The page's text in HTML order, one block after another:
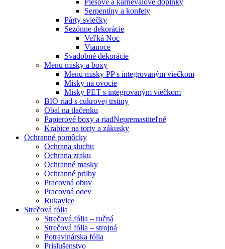
Serpentíny a konfety
Párty sviečky
Sezónne dekorácie
Veľká Noc
Vianoce
Svadobné dekorácie
Menu misky a boxy
Menu misky PP s integrovaným viečkom
Misky na ovocie
Misky PET s integrovaným viečkom
BIO riad s cukrovej trstiny
Obal na tlačenku
Papierové boxy a riadNepremastiteľné
Krabice na torty a zákusky
Ochranné pomôcky
Ochrana sluchu
Ochrana zraku
Ochranné masky
Ochranné prilby
Pracovná obuv
Pracovná odev
Rukavice
Strečová fólia
Strečová fólia – ručná
Strečová fólia – strojná
Potravinárska fólia
Príslušenstvo